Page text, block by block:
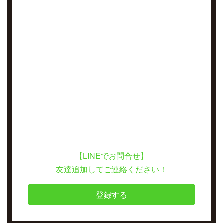
【LINEでお問合せ】
友達追加してご連絡ください！
登録する